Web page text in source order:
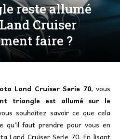
reste allumé
Cruiser
faire ?
Land Cruiser Serie 70, vous
triangle est allumé sur le
souhaitez savoir ce que cela
qu’il faut prendre pour vous en
Land Cruiser Serie 70. En lisant